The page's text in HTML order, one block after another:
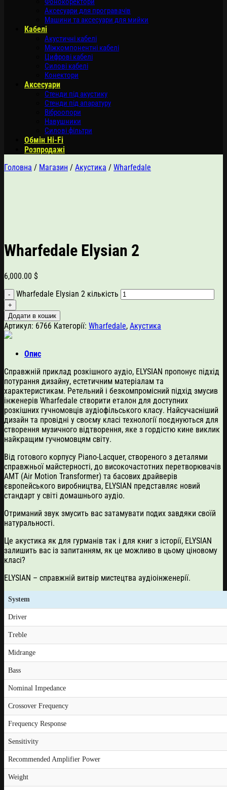
Аксесуари для програвачів
Машини та аксесуари для мийки
Кабелі
Акустичні кабелі
Міжкомпонентні кабелі
Цифрові кабелі
Силові кабелі
Конектори
Аксесуари
Стенди під акустику
Стенди під апаратуру
Віброопори
Навушники
Силові фільтри
Обмін Hi-Fi
Розпродажі
Головна / Магазин / Акустика / Wharfedale
Wharfedale Elysian 2
6,000.00 $
Wharfedale Elysian 2 кількість
Додати в кошик
Артикул: 6766 Категорії: Wharfedale, Акустика
Опис
Справжній приклад розкішного аудіо, ELYSIAN пропонує підхід
потурання дизайну, естетичним матеріалам та
характеристикам. Ретельний і безкомпромісний підхід змусив
інженерів Wharfedale створити еталон для доступних
розкішних гучномовців аудіофільського класу. Найсучасніший
дизайн та провідні у своєму класі технології поєднуються для
створення музичного відтворення, яке з гордістю кине виклик
найкращим гучномовцям світу.
Від готового корпусу Piano-Lacquer, створеного з деталями
справжньої майстерності, до високочастотних перетворювачів
AMT (Air Motion Transformer) та басових драйверів
європейського виробництва, ELYSIAN представляє новий
стандарт у світі домашнього аудіо.
Отриманий звук змусить вас затамувати подих завдяки своїй
натуральності.
Це акустика як для гурманів так і для книг з історії, ELYSIAN
залишить вас із запитанням, як це можливо в цьому ціновому
класі?
ELYSIAN – справжній витвір мистецтва аудіоінженерії.
System
Driver
Treble
Midrange
Bass
Nominal Impedance
Crossover Frequency
Frequency Response
Sensitivity
Recommended Amplifier Power
Weight